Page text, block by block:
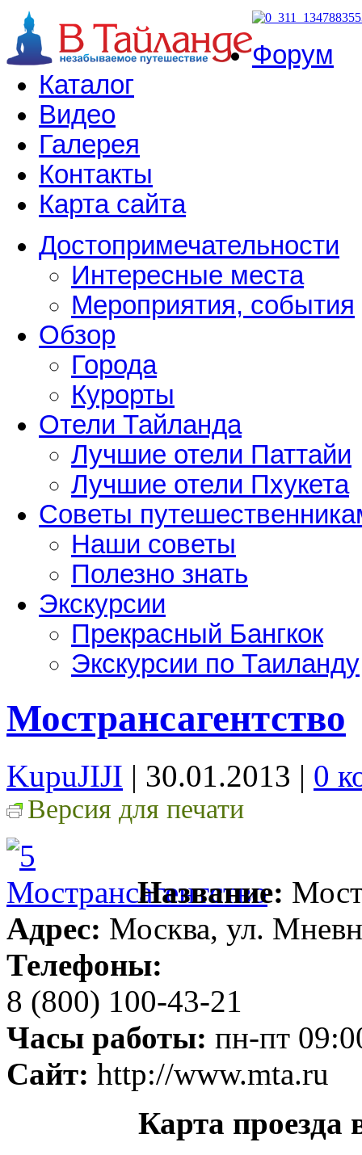
Форум
Каталог
Видео
Галерея
Контакты
Карта сайта
Достопримечательности
Интересные места
Мероприятия, события
Обзор
Города
Курорты
Отели Тайланда
Лучшие отели Паттайи
Лучшие отели Пхукета
Советы
Наши советы
Полезно знать
Экскурсии
Прекрасный Бангкок
Экскурсии по Таиланду
Мострансагентство
KupuJIJI | 30.01.2013 | 0
Версия для печати
Название:
Адрес: Москва, ул.
Телефоны:
8 (800) 100-43-21
Часы работы: пн-пт
Сайт: http://www.mta.ru
Карта проезда